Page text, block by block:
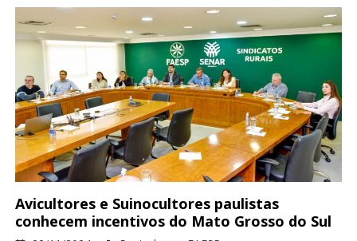
Avicultores e Suinocultores paulistas
conhecem incentivos do Mato Grosso do Sul